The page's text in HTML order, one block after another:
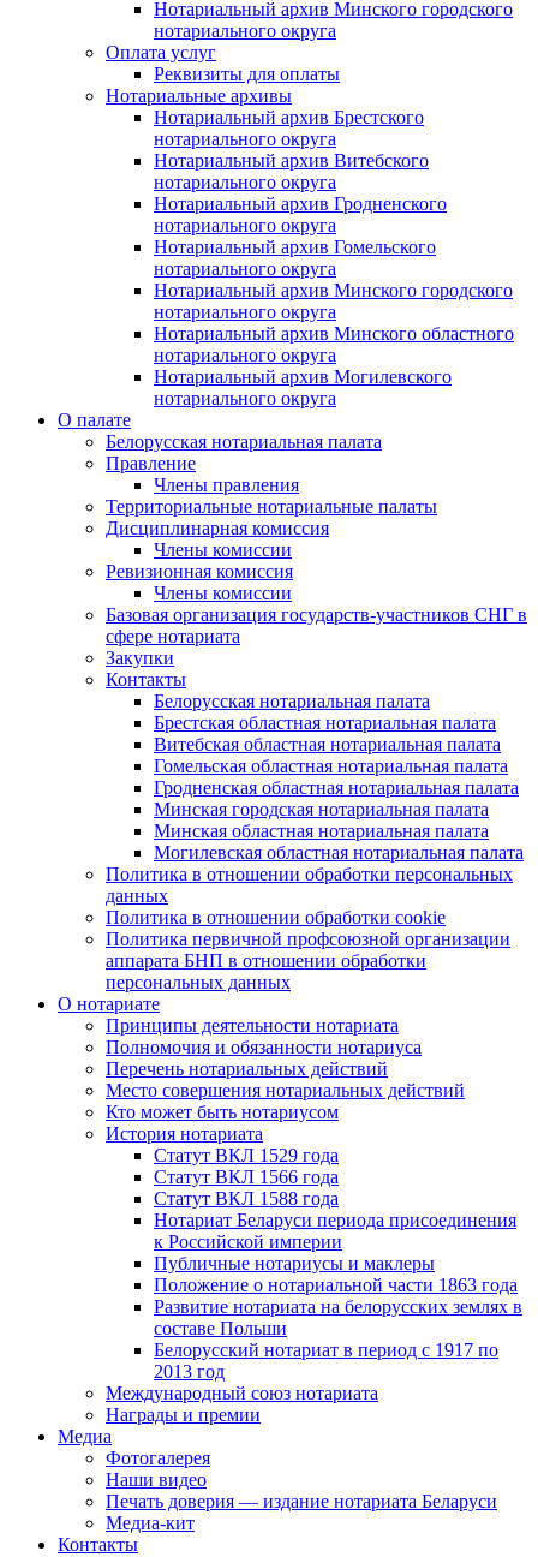
Нотариальный архив Минского городского
нотариального округа
Оплата услуг
Реквизиты для оплаты
Нотариальные архивы
Нотариальный архив Брестского
нотариального округа
Нотариальный архив Витебского
нотариального округа
Нотариальный архив Гродненского
нотариального округа
Нотариальный архив Гомельского
нотариального округа
Нотариальный архив Минского городского
нотариального округа
Нотариальный архив Минского областного
нотариального округа
Нотариальный архив Могилевского
нотариального округа
О палате
Белорусская нотариальная палата
Правление
Члены правления
Территориальные нотариальные палаты
Дисциплинарная комиссия
Члены комиссии
Ревизионная комиссия
Члены комиссии
Базовая организация государств-участников СНГ в
сфере нотариата
Закупки
Контакты
Белорусская нотариальная палата
Брестская областная нотариальная палата
Витебская областная нотариальная палата
Гомельская областная нотариальная палата
Гродненская областная нотариальная палата
Минская городская нотариальная палата
Минская областная нотариальная палата
Могилевская областная нотариальная палата
Политика в отношении обработки персональных
данных
Политика в отношении обработки cookie
Политика первичной профсоюзной организации
аппарата БНП в отношении обработки
персональных данных
О нотариате
Принципы деятельности нотариата
Полномочия и обязанности нотариуса
Перечень нотариальных действий
Место совершения нотариальных действий
Кто может быть нотариусом
История нотариата
Статут ВКЛ 1529 года
Статут ВКЛ 1566 года
Статут ВКЛ 1588 года
Нотариат Беларуси периода присоединения
к Российской империи
Публичные нотариусы и маклеры
Положение о нотариальной части 1863 года
Развитие нотариата на белорусских землях в
составе Польши
Белорусский нотариат в период с 1917 по
2013 год
Международный союз нотариата
Награды и премии
Медиа
Фотогалерея
Наши видео
Печать доверия — издание нотариата Беларуси
Медиа-кит
Контакты